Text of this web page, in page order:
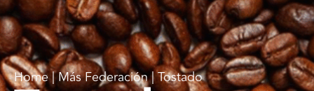
Home | Más Federación | Tostado